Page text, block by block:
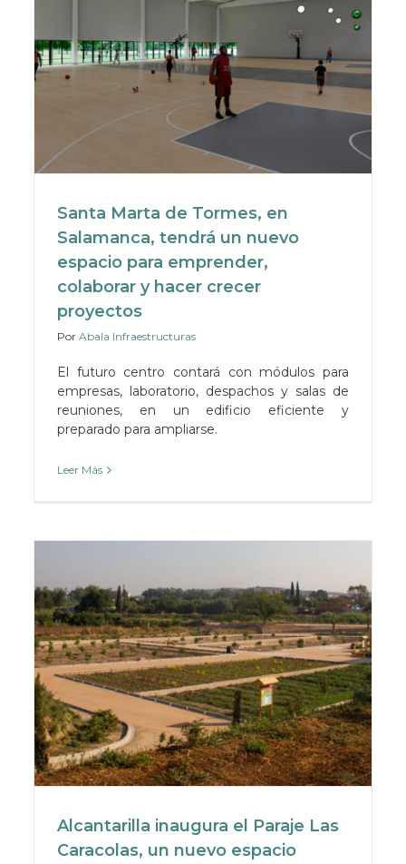
Santa Marta de Tormes, en
Salamanca, tendrá un nuevo
espacio para emprender,
colaborar y hacer crecer
proyectos
PorAbala Infraestructuras
El futuro centro contará con módulos para
empresas, laboratorio, despachos y salas de
reuniones, en un edificio eficiente y
preparado para ampliarse.
Leer Más
Alcantarilla inaugura el Paraje Las
Caracolas, un nuevo espacio